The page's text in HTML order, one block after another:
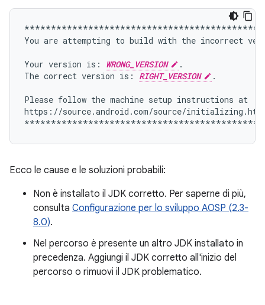
You are attempting to build with the incorrect
Your version is: WRONG_VERSION
.
The correct version is: RIGHT_VERSION .
Please follow the machine setup instructions at
https://source.android.com/source/
Ecco le cause e le soluzioni probabili:
Non è installato il JDK corretto. Per saperne di più,
consulta Configurazione per lo sviluppo AOSP (2.3-
8.0).
Nel percorso è presente un altro JDK installato in
precedenza. Aggiungi il JDK corretto all'inizio del
percorso o rimuovi il JDK problematico.